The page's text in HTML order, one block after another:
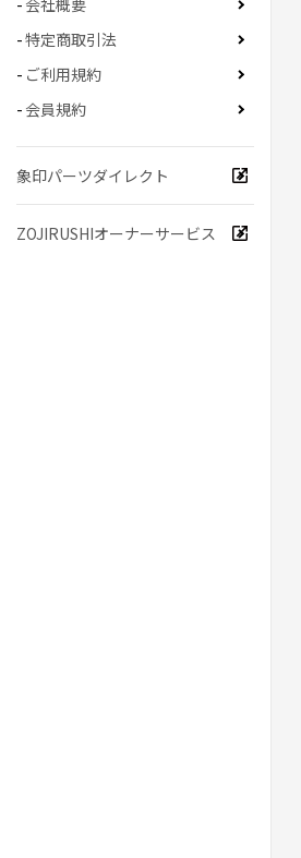
会社概要
特定商取引法
ご利用規約
会員規約
象印パーツダイレクト
ZOJIRUSHIオーナーサービス